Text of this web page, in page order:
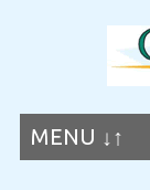
MENU ↓↑